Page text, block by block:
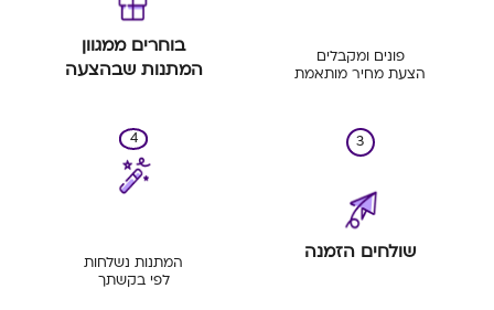
פונים ומקבלים
הצעת מחיר מותאמת
בוחרים ממגוון
המתנות שבהצעה
3
שולחים הזמנה
4
המתנות נשלחות
לפי בקשתך